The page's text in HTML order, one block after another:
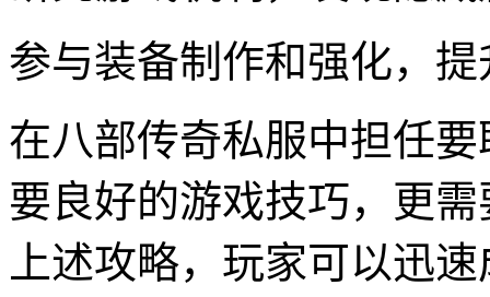
参与装备制作和强化，
在八部传奇私服中担任
要良好的游戏技巧，更
上述攻略，玩家可以迅